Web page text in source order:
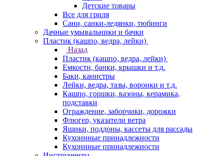
Детские товары
Все для гриля
Сани, санки-ледянки, тюбинги
Дачные умывальники и бачки
Пластик (кашпо, ведра, лейки)
Назад
Пластик (кашпо, ведра, лейки)
Емкости, банки, крышки и т.д.
Баки, канистры
Лейки, ведра, тазы, воронки и т.д.
Кашпо, горшки, вазоны, керамика,
подставки
Ограждение, заборчики, дорожки
Флюгер, указатели ветра
Ящики, поддоны, кассеты для рассады
Кухоннные принадлежности
Кухоннные принадлежности